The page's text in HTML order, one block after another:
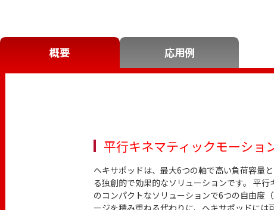
概要 応用例
平行キネマティックモーショ
ヘキサポッドは、最大6つの軸で高い負荷容量
る独創的で効果的なソリューションです。 平
のコンパクトなソリューションで6つの自由度